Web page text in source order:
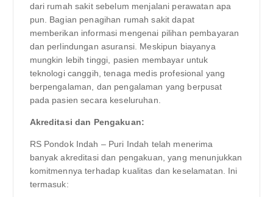
dari rumah sakit sebelum menjalani perawatan apa
pun. Bagian penagihan rumah sakit dapat
memberikan informasi mengenai pilihan pembayaran
dan perlindungan asuransi. Meskipun biayanya
mungkin lebih tinggi, pasien membayar untuk
teknologi canggih, tenaga medis profesional yang
berpengalaman, dan pengalaman yang berpusat
pada pasien secara keseluruhan.
Akreditasi dan Pengakuan:
RS Pondok Indah – Puri Indah telah menerima
banyak akreditasi dan pengakuan, yang menunjukkan
komitmennya terhadap kualitas dan keselamatan. Ini
termasuk: